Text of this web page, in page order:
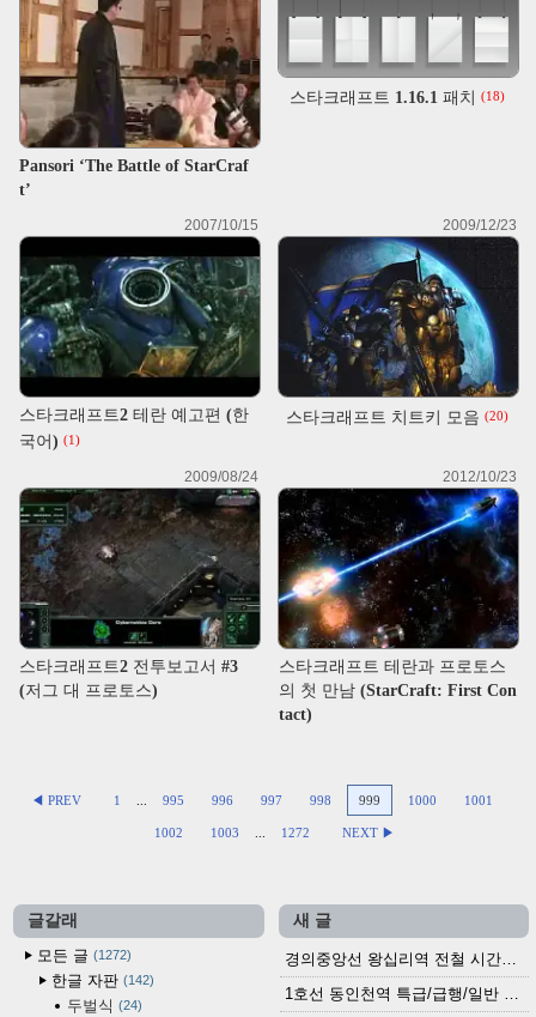
Pansori ‘The Battle of StarCraf
t’
스타크래프트 1.16.1 패치(18)
2007/10/15
스타크래프트2 테란 예고편 (한
국어)(1)
2009/12/23
스타크래프트 치트키 모음(20)
2009/08/24
스타크래프트2 전투보고서 #3
(저그 대 프로토스)
2012/10/23
스타크래프트 테란과 프로토스
의 첫 만남 (StarCraft: First Con
tact)
◀ PREV 1 995 996 997 998 999 1000 1001
1002 1003 1272 NEXT ▶
글갈래
모든 글
1272
한글 자판 142
두벌식 24
새 글
경의중앙선 왕십리역 전철 시간표 (2026.4.20~)
1호선 동인천역 특급/급행/일반 전철 시간표 (2026.2.28~)